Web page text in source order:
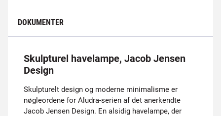
DOKUMENTER
Skulpturel havelampe, Jacob Jensen
Design
Skulpturelt design og moderne minimalisme er
nøgleordene for Aludra-serien af det anerkendte
Jacob Jensen Design. En alsidig havelampe, der